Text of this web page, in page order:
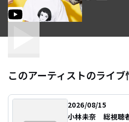
このアーティストのライブ
2026/08/15
小林未奈 総視聴